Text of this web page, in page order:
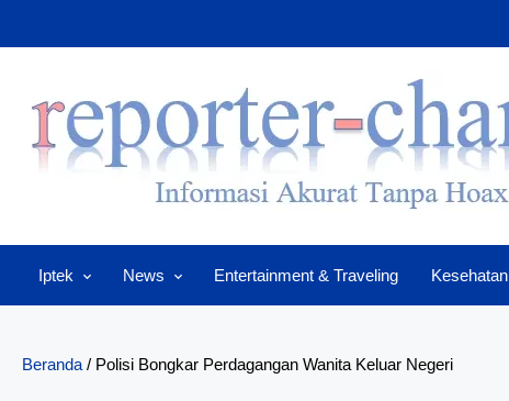
to
Iptek News Entertainment & Traveling Kesehatan
Beranda / Polisi Bongkar Perdagangan Wanita Keluar Negeri